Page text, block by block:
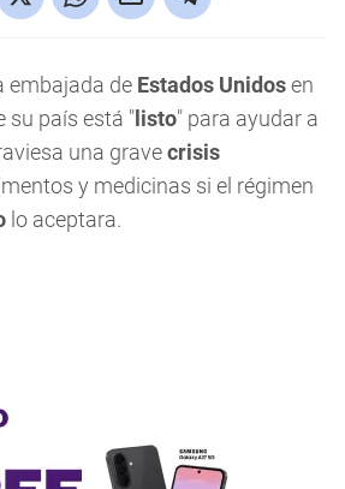
embajada de Estados Unidosen
su país está " listo" para ayudar a
una gravecrisis
y medicinas si el régimen
lo aceptara.